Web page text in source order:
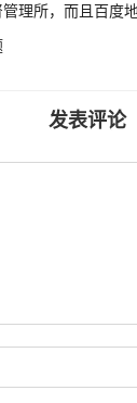
理所，而且百度
发表评论